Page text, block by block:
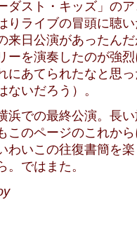
ダスト・キッズ」の
りライブの冒頭に聴
来日公演があったん
ーを演奏したのが強
にあてられたなと思
ないだろう）。
浜での最終公演。長
このページのこれか
わいこの往復書簡を
。ではまた。